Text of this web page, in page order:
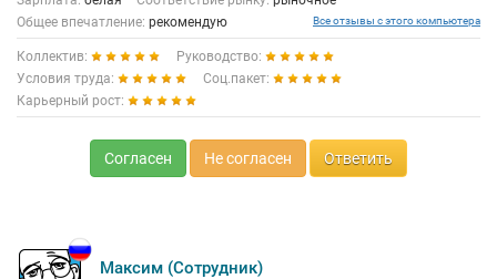
Общее впечатление: рекомендую Все отзывы с этого компьютера
Коллектив:
Руководство:
Условия труда:
Соц.пакет:
Карьерный рост:
Согласен Не согласен Ответить
Максим (Сотрудник)